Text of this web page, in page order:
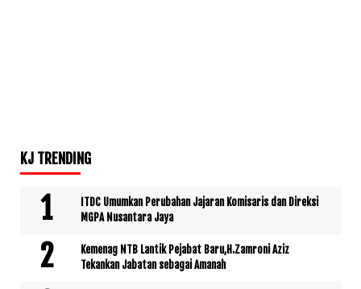
KJ TRENDING
ITDC Umumkan Perubahan Jajaran Komisaris dan Direksi
MGPA Nusantara Jaya
Kemenag NTB Lantik Pejabat Baru,H.Zamroni Aziz
Tekankan Jabatan sebagai Amanah